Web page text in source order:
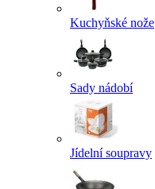
Kuchyňské nože
Sady nádobí
Jídelní soupravy